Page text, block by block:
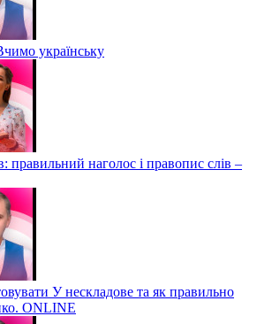
українську
правильний наголос і правопис слів –
У нескладове та як правильно
ONLINE